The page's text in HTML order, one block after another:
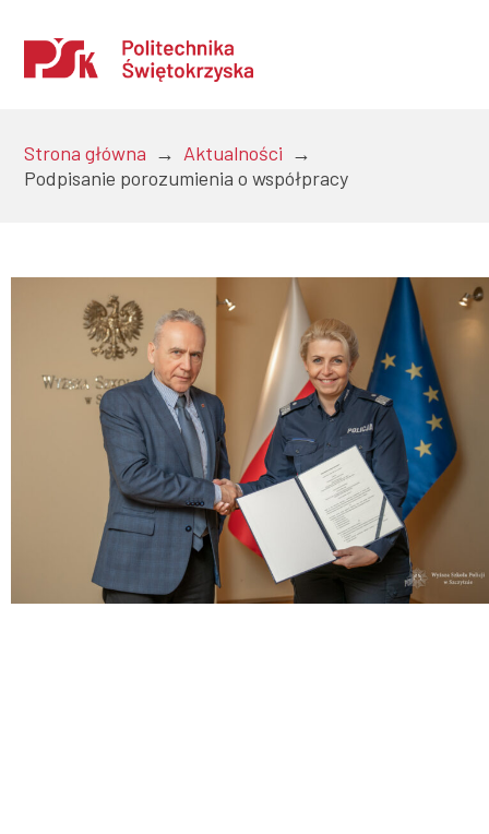
Strona główna → Aktualności →
Podpisanie porozumienia o współpracy
Kandydaci
Studenci
Doktoranci